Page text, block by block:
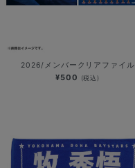
2026/メンバークリアファイル
¥500 (税込)